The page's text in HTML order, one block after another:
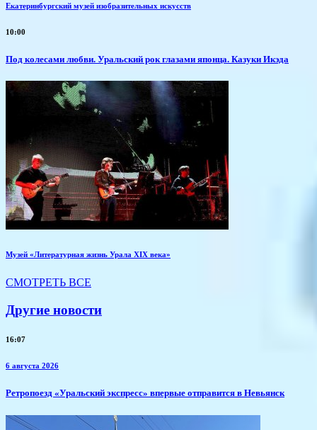
Екатеринбургский музей изобразительных искусств
10:00
Под колесами любви. Уральский рок глазами японца. Казуки Икэда
Музей «Литературная жизнь Урала XIX века»
СМОТРЕТЬ ВСЕ
Другие новости
16:07
6 августа 2026
​Ретропоезд «Уральский экспресс» впервые отправится в Невьянск